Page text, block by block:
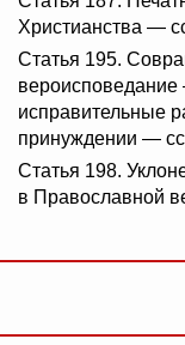
Христианства —
Статья 195.
вероисповедание
исправительные
принуждении —
Статья 198.
в Православной